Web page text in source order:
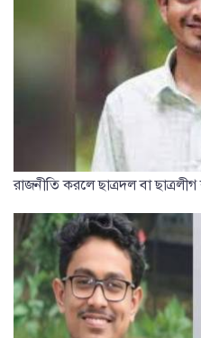
রাজনীতি করলে ছাত্রদল বা